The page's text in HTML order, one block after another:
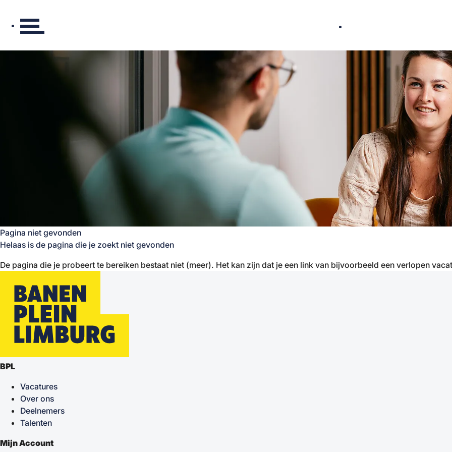
Pagina niet gevonden
Helaas is de pagina die je zoekt niet gevonden
De pagina die je probeert te bereiken bestaat niet (meer). Het kan zijn dat je een link van bijvoorbeeld een verlopen
BPL
Vacatures
Over ons
Deelnemers
Talenten
Mijn Account